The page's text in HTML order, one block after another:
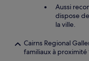
Aussi
dispose
la ville.
Cairns Regional
familiaux à proximité